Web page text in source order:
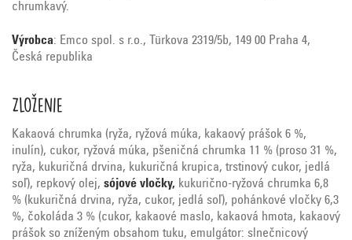
chrumkavý.
Výrobca: Emco spol. s r.o., Türkova 2319/5b, 149 00 Praha 4,
Česká republika
Zloženie
Kakaová chrumka (ryža, ryžová múka, kakaový prášok 6 %,
inulín), cukor, ryžová múka, pšeničná chrumka 11 % (proso 31 %,
ryža, kukuričná drvina, kukuričná krupica, trstinový cukor, jedlá
soľ), repkový olej, sójové vločky, kukurično-ryžová chrumka 6,8
% (kukuričná drvina, ryža, cukor, jedlá soľ), pohánkové vločky 6,3
%, čokoláda 3 % (cukor, kakaové maslo, kakaová hmota, kakaový
prášok so zníženým obsahom tuku, emulgátor: slnečnicový